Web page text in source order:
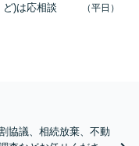
ど)は応相談
（平日）
協議、相続放棄、不動